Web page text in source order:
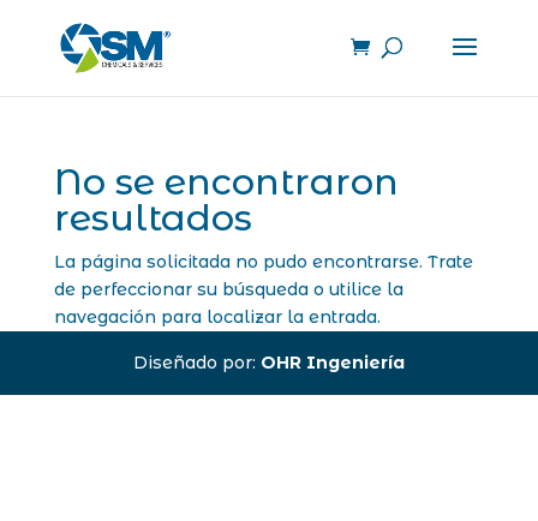
No se encontraron
resultados
La página solicitada no pudo encontrarse. Trate
de perfeccionar su búsqueda o utilice la
navegación para localizar la entrada.
Diseñado por: OHR Ingeniería